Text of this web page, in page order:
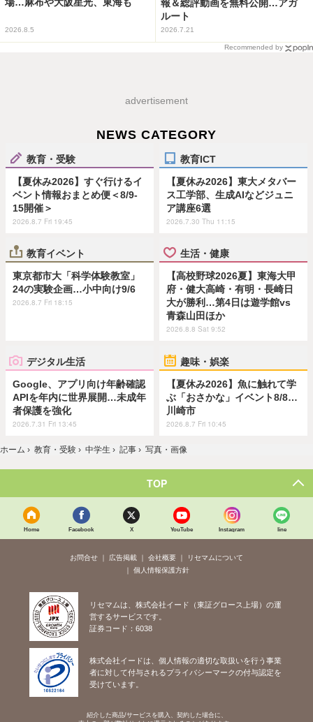
場…麻布や大阪星光、東海も
2026.8.5
報＆総評動画を無料公開…アガ
ルート
2026.7.21
Recommended by
advertisement
NEWS CATEGORY
教育・受験
【夏休み2026】すぐ行けるイ
ベント情報おまとめ便＜8/9-
15開催＞
2026.8.7 Fri 19:45
教育ICT
【夏休み2026】東大メタバー
ス工学部、生成AIなどジュニ
ア講座6選
2026.7.30 Thu 11:15
教育イベント
東京都市大「科学体験教室」
24の実験企画…小中向け9/6
2026.8.7 Fri 18:15
生活・健康
【高校野球2026夏】東海大甲
府・健大高崎・有明・長崎日
大が勝利…第4日は遊学館vs
青森山田ほか
2026.8.8 Sat 9:52
デジタル生活
Google、アプリ向け年齢確認
APIを年内に世界展開…未成年
者保護を強化
2026.7.31 Fri 13:45
趣味・娯楽
【夏休み2026】魚に触れて学
ぶ「おさかな」イベント8/8…
川崎市
2026.8.7 Fri 10:45
ホーム › 教育・受験 › 中学生 › 記事 › 写真・画像
TOP
Home Facebook X YouTube Instagram line
お問合せ 広告掲載 会社概要
リセマムについて
個人情報保護方針
リセマムは、株式会社イード（東証グロース上場）の運
営するサービスです。
証券コード：6038
株式会社イードは、個人情報の適切な取扱いを行う事業
者に対して付与されるプライバシーマークの付与認定を
受けています。
紹介した商品/サービスを購入、契約した場合に、